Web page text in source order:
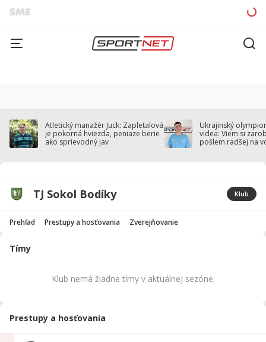
Atletický manažér Juck: Zapletalová
je pokorná hviezda, peniaze berie
ako sprievodný jav
Ukrajinský
videa: Viem si
pošlem radšej na
TJ Sokol Bodíky Klub
Prehľad Prestupy a hosťovania Zverejňovanie
Tímy
Klub nemá žiadne tímy v aktuálnej sezóne.
Prestupy a hosťovania